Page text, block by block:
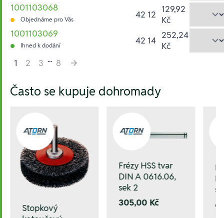
1001103068
Objednáme pro Vás 42 12 129,92
Kč
1001103069
Ihned k dodání 42 14 252,24
Kč
1
2 3 ... 8
Často se kupuje dohromady
Stopkový
Frézy HSS tvar
DIN A 0616.06,
sek 2
305,00 Kč